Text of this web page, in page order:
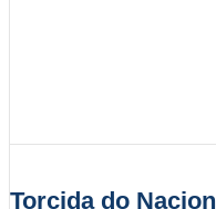
Torcida do